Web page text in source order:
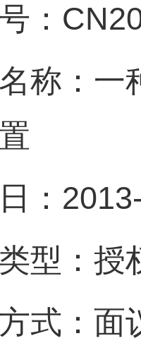
：
称：一
：
型：授
式：面